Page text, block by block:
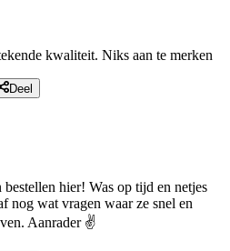
kwaliteit. Niks aan te merken
Deel
hier! Was op tijd en netjes
nog wat vragen waar ze snel en
Aanrader ✌️